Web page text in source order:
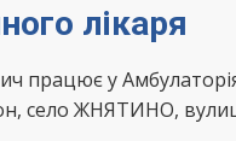
лікаря
працює у
село ЖНЯТИНО,